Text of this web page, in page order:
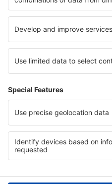
General Francisco J.
Quetzalcóatl-Nuevo
Palenque International
Piedras Negras (PDS)
Saltillo (SLW)
Playa de Oro (ZLO)
San Luis Potosí (SLP)
Puerto Escondido (PXM)